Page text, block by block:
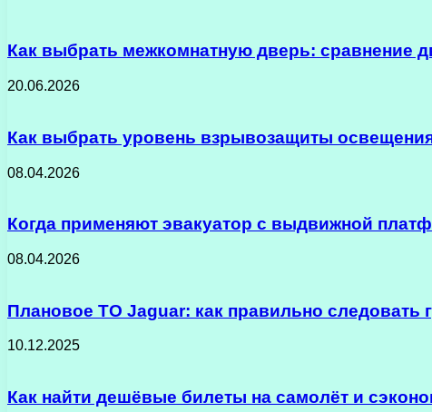
Как выбрать межкомнатную дверь: сравнение
20.06.2026
Как выбрать уровень взрывозащиты
08.04.2026
Когда применяют эвакуатор с выдвижной
08.04.2026
Плановое ТО Jaguar: как правильно следовать
10.12.2025
Как найти дешёвые билеты на самолёт и